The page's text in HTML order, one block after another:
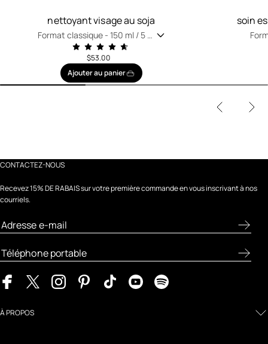
nettoyant visage au soja
Format classique -150 ml / 5 fl
$53.00
Ajouter au panier
soin
CONTACTEZ-NOUS
Recevez 15% DE RABAIS sur votre première commande en vous inscrivant à nos
courriels.
À PROPOS